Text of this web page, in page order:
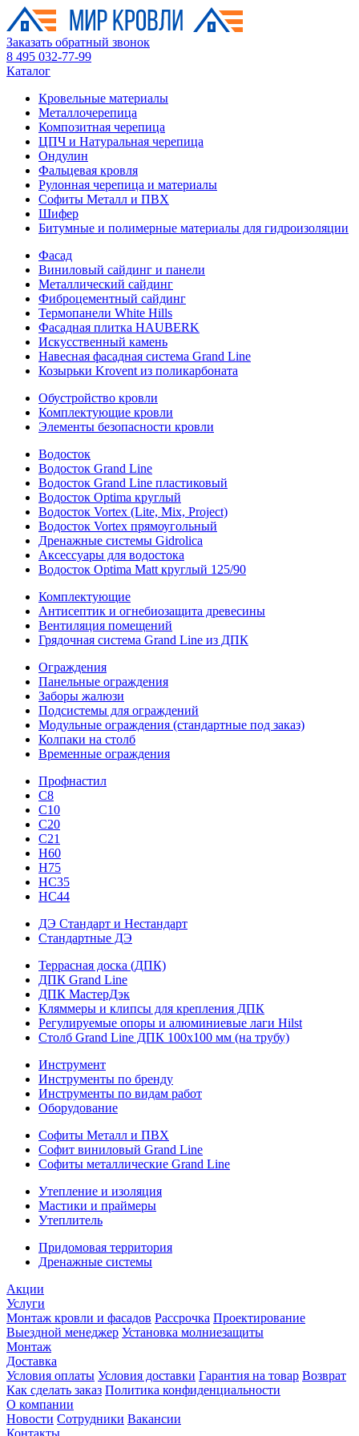
Заказать обратный звонок
8 495 032-77-99
Каталог
Кровельные материалы
Металлочерепица
Композитная черепица
ЦПЧ и Натуральная черепица
Ондулин
Фальцевая кровля
Рулонная черепица и материалы
Софиты Металл и ПВХ
Шифер
Битумные и полимерные материалы для гидроизоляции
Фасад
Виниловый сайдинг и панели
Металлический сайдинг
Фиброцементный сайдинг
Термопанели White Hills
Фасадная плитка HAUBERK
Искусственный камень
Навесная фасадная система Grand Line
Козырьки Krovent из поликарбоната
Обустройство кровли
Комплектующие кровли
Элементы безопасности кровли
Водосток
Водосток Grand Line
Водосток Grand Line пластиковый
Водосток Optima круглый
Водосток Vortex (Lite, Mix, Project)
Водосток Vortex прямоугольный
Дренажные системы Gidrolica
Аксессуары для водостока
Водосток Optima Matt круглый 125/90
Комплектующие
Антисептик и огнебиозащита древесины
Вентиляция помещений
Грядочная система Grand Line из ДПК
Ограждения
Панельные ограждения
Заборы жалюзи
Подсистемы для ограждений
Модульные ограждения (стандартные под заказ)
Колпаки на столб
Временные ограждения
Профнастил
С8
С10
С20
С21
H60
H75
HС35
НС44
ДЭ Стандарт и Нестандарт
Стандартные ДЭ
Террасная доска (ДПК)
ДПК Grand Line
ДПК МастерДэк
Кляммеры и клипсы для крепления ДПК
Регулируемые опоры и алюминиевые лаги Hilst
Столб Grand Line ДПК 100х100 мм (на трубу)
Инструмент
Инструменты по бренду
Инструменты по видам работ
Оборудование
Софиты Металл и ПВХ
Софит виниловый Grand Line
Софиты металлические Grand Line
Утепление и изоляция
Мастики и праймеры
Утеплитель
Придомовая территория
Дренажные системы
Акции
Услуги
Монтаж кровли и фасадов Рассрочка Проектирование
Выездной менеджер Установка молниезащиты
Монтаж
Доставка
Условия оплаты Условия доставки Гарантия на товар Возврат
Как сделать заказ Политика конфиденциальности
О компании
Новости Сотрудники Вакансии
Контакты